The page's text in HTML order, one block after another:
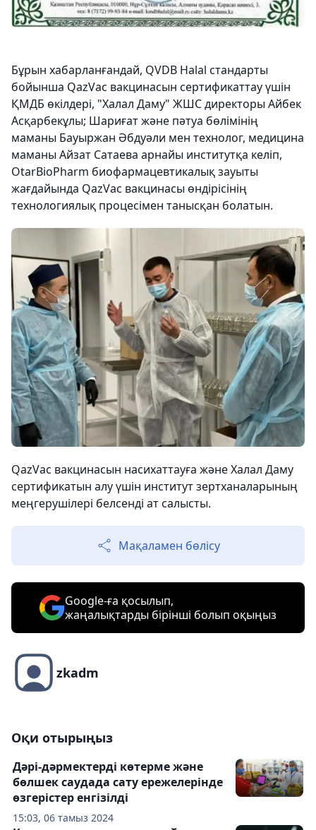
Бұрын хабарланғандай, QVDB Halal стандарты
бойынша QazVac вакцинасын сертификаттау үшін
ҚМДБ өкілдері, "Халал Даму" ЖШС директоры Айбек
Асқарбекұлы; Шариғат және пәтуа бөлімінің
маманы Бауыржан Әбдуәли мен технолог, медицина
маманы Айзат Сатаева арнайы институтқа келіп,
OtarBioPharm биофармацевтикалық зауыты
жағдайында QazVac вакцинасы өндірісінің
технологиялық процесімен танысқан болатын.
QazVac вакцинасын насихаттауға және Халал Даму
сертификатын алу үшін институт зертханаларының
меңгерушілері белсенді ат салысты.
Мақаламен бөлісу
Google-ға қосылып,
жаңалықтарды бірінші болып оқыңыз
zkadm
Оқи отырыңыз
15:03, 06 тамыз 2024
Дәрі-дәрмектерді көтерме және
бөлшек саудада сату ережелерінде
өзгерістер енгізілді